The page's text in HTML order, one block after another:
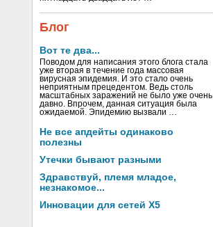
Блог
Вот те два...
Поводом для написания этого блога стала
уже вторая в течение года массовая
вирусная эпидемия. И это стало очень
неприятным прецедентом. Ведь столь
масштабных заражений не было уже очень
давно. Впрочем, данная ситуация была
ожидаемой. Эпидемию вызвали …
Не все апдейты одинаково
полезны
Утечки бывают разными
Здравствуй, племя младое,
незнакомое...
Инновации для сетей X5